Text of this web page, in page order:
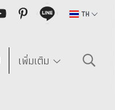
TH
เพิ่มเติม